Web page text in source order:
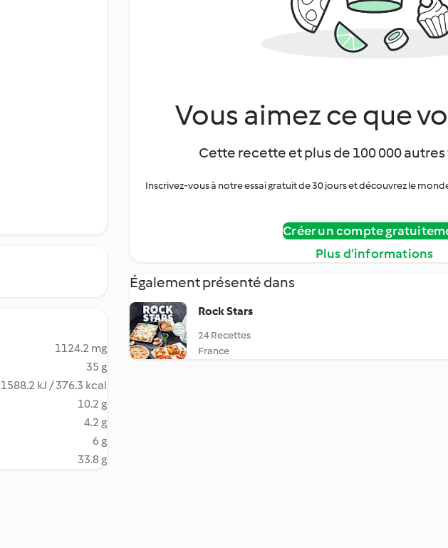
1124.2 mg
35 g
1588.2 kJ / 376.3 kcal
10.2 g
4.2 g
6 g
33.8 g
Vous aimez ce que
Cette recette et plus de 100 000
Inscrivez-vous à notre essai gratuit de 30 jours et découvrez le
Créer un compte
Plus d’informations
Également présenté dans
Rock Stars
24 Recettes
France